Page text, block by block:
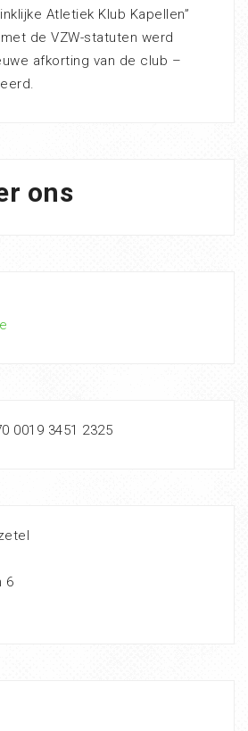
Atletiek Klub Kapellen”
de VZW-statuten werd
afkorting van de club –
ons
0019 3451 2325
6